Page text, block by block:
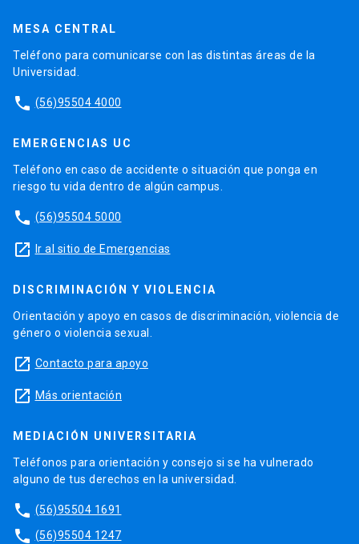
MESA CENTRAL
Teléfono para comunicarse con las distintas áreas de la
Universidad.
phone (56)95504 4000
EMERGENCIAS UC
Teléfono en caso de accidente o situación que ponga en
riesgo tu vida dentro de algún campus.
phone (56)95504 5000
launch Ir al sitio de Emergencias
DISCRIMINACIÓN Y VIOLENCIA
Orientación y apoyo en casos de discriminación, violencia de
género o violencia sexual.
launch Contacto para apoyo
launch Más orientación
MEDIACIÓN UNIVERSITARIA
Teléfonos para orientación y consejo si se ha vulnerado
alguno de tus derechos en la universidad.
phone (56)95504 1691
phone (56)95504 1247